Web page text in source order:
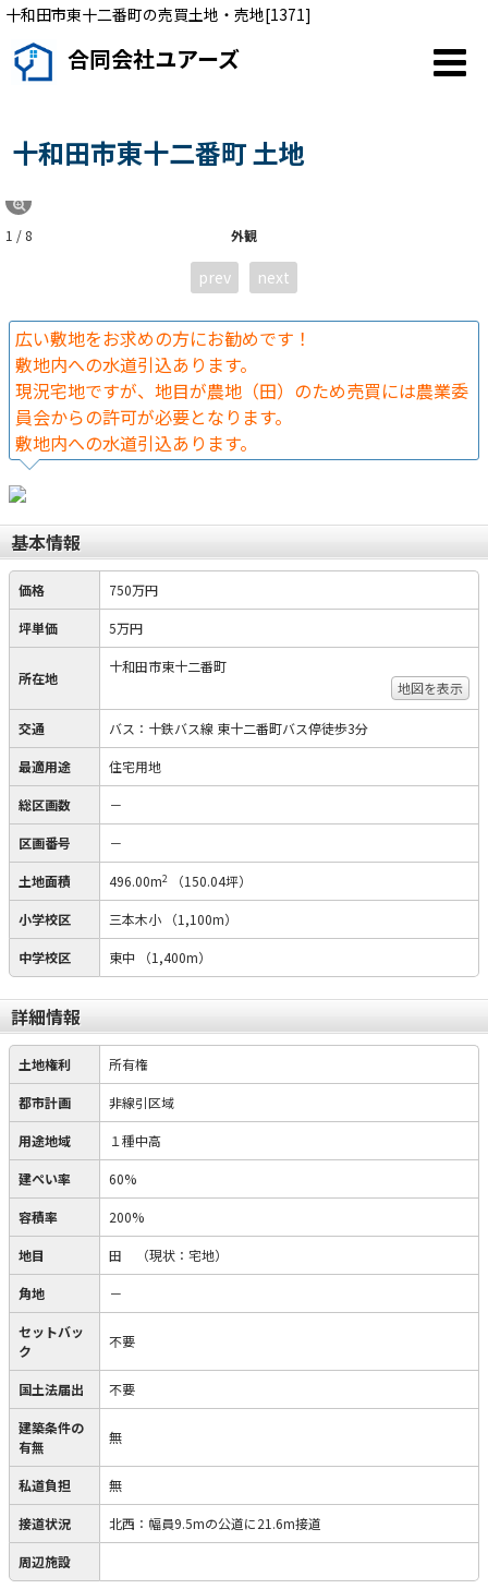
十和田市東十二番町の売買土地・売地[1371]
合同会社ユアーズ
十和田市東十二番町 土地
外観
1 / 8
prev next
広い敷地をお求めの方にお勧めです！
敷地内への水道引込あります。
現況宅地ですが、地目が農地（田）のため売買には農業委
員会からの許可が必要となります。
敷地内への水道引込あります。
基本情報
価格 750万円
坪単価 5万円
所在地
十和田市東十二番町
地図を表示
交通 バス：十鉄バス線 東十二番町バス停徒歩3分
最適用途 住宅用地
総区画数 －
区画番号 －
土地面積 496.00m2 （150.04坪）
小学校区 三本木小 （1,100m）
中学校区 東中 （1,400m）
詳細情報
土地権利 所有権
都市計画 非線引区域
用途地域 １種中高
建ぺい率 60%
容積率 200%
地目 田 （現状：宅地）
角地 －
セットバッ
ク
不要
国土法届出 不要
建築条件の
有無
無
私道負担 無
接道状況 北西：幅員9.5mの公道に21.6m接道
周辺施設